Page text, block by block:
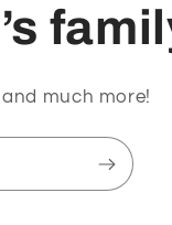
much more!